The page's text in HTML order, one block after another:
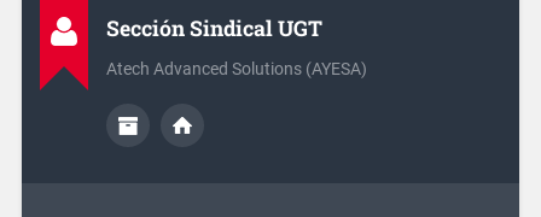
Sección Sindical UGT
Atech Advanced Solutions (AYESA)